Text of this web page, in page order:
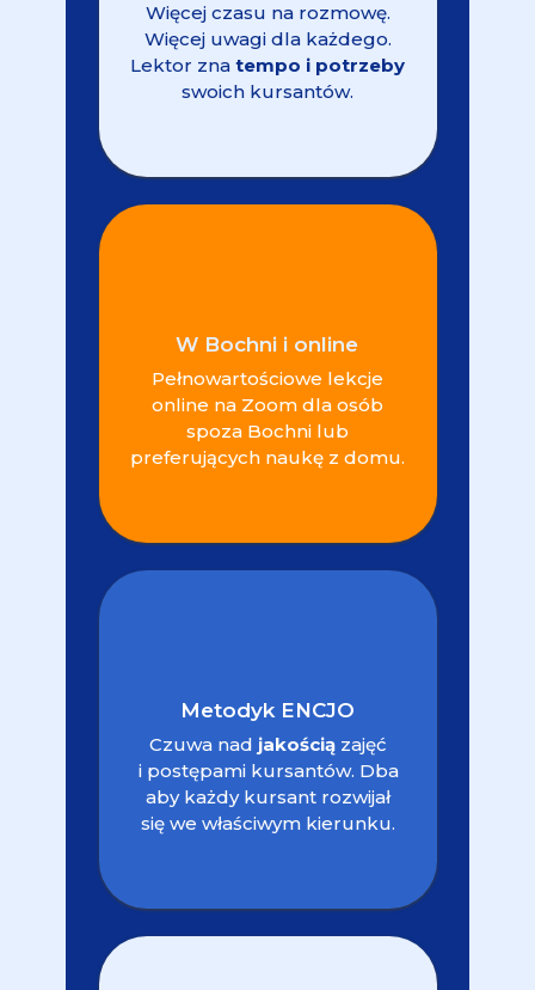
Metodyk ENCJO
Czuwa nad jakością zajęć
i postępami kursantów. Dba
aby każdy kursant rozwijał
się we właściwym kierunku.
W Bochni i online
Pełnowartościowe lekcje
online na Zoom dla osób
spoza Bochni lub
preferujących naukę z domu.
Więcej czasu na rozmowę.
Więcej uwagi dla każdego.
Lektor zna tempo i potrzeby
swoich kursantów.